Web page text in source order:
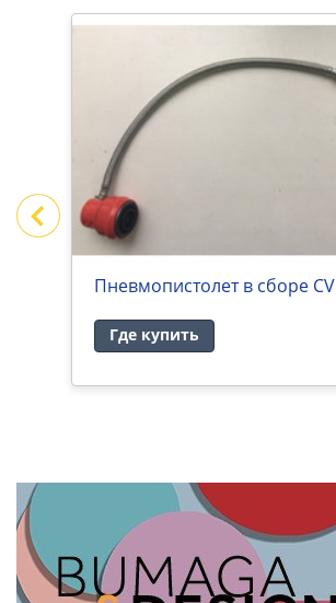
Пневмопистолет в сборе CV
Где купить